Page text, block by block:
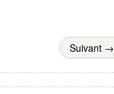
Suivant →